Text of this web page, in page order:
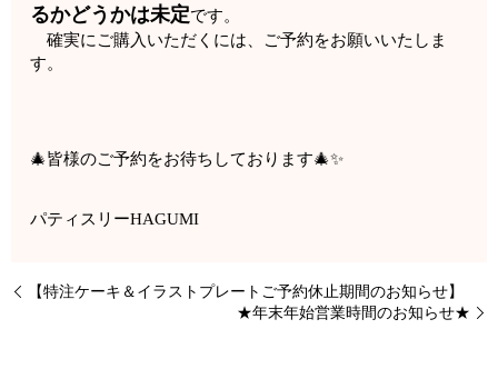
るかどうかは未定です。
確実にご購入いただくには、ご予約をお願いいたしま
す。
🎄皆様のご予約をお待ちしております🎄✨
パティスリーHAGUMI
【特注ケーキ＆イラストプレートご予約休止期間のお知らせ】
★年末年始営業時間のお知らせ★